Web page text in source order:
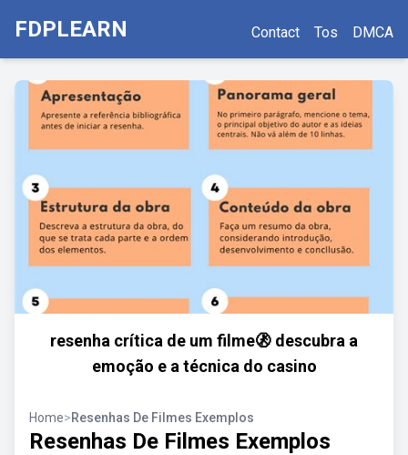
FDPLEARN Contact Tos DMCA
resenha crítica de um filme🚷 descubra a
emoção e a técnica do casino
Home>Resenhas De Filmes Exemplos
Resenhas De Filmes Exemplos